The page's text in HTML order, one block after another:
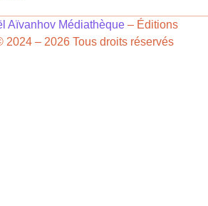
Aïvanhov Médiathèque– Éditions
2024 – 2026 Tous droits réservés